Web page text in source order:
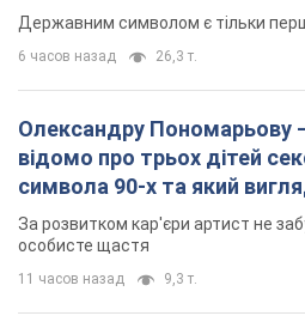
Державним символом є тільки
6 часов назад 26,3 т.
Олександру Пономарьову
відомо про трьох дітей
символа 90-х та який
мають
За розвитком кар'єри артист не
особисте щастя
11 часов назад 9,3 т.